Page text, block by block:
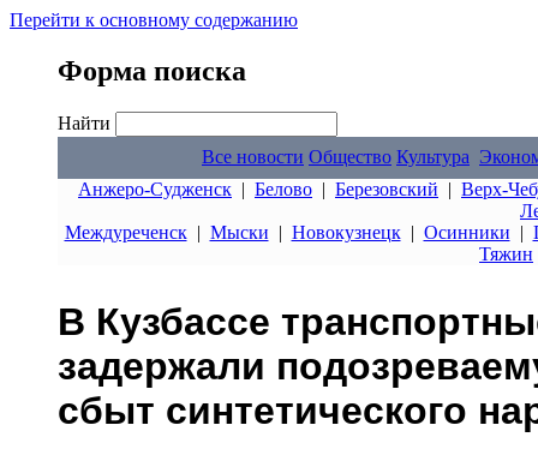
Перейти к основному содержанию
Форма поиска
Найти
Все новости Общество Культура
Анжеро-Судженск | Белово | Березовский | Верх-
Междуреченск| Мыски | Новокузнецк| Осинники |
Тяжин
В Кузбассе
задержали
сбыт синтетического